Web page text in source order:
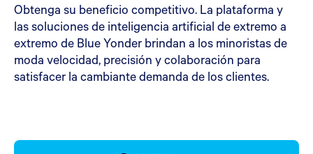
Obtenga su beneficio competitivo. La plataforma y
las soluciones de inteligencia artificial de extremo a
extremo de Blue Yonder brindan a los minoristas de
moda velocidad, precisión y colaboración para
satisfacer la cambiante demanda de los clientes.